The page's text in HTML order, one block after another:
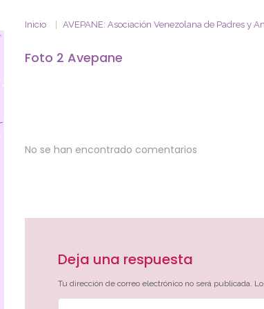
Inicio AVEPANE: Asociación Venezolana de Padres y
Foto 2 Avepane
No se han encontrado comentarios
Deja una respuesta
Tu dirección de correo electrónico no será publicada.